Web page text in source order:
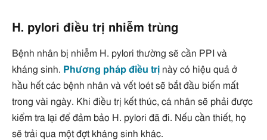
H. pylori điều trị nhiễm trùng
Bệnh nhân bị nhiễm H. pylori thường sẽ cần PPI và
kháng sinh. Phương pháp điều trị này có hiệu quả ở
hầu hết các bệnh nhân và vết loét sẽ bắt đầu biến mất
trong vài ngày. Khi điều trị kết thúc, cá nhân sẽ phải được
kiểm tra lại để đảm bảo H. pylori đã đi. Nếu cần thiết, họ
sẽ trải qua một đợt kháng sinh khác.